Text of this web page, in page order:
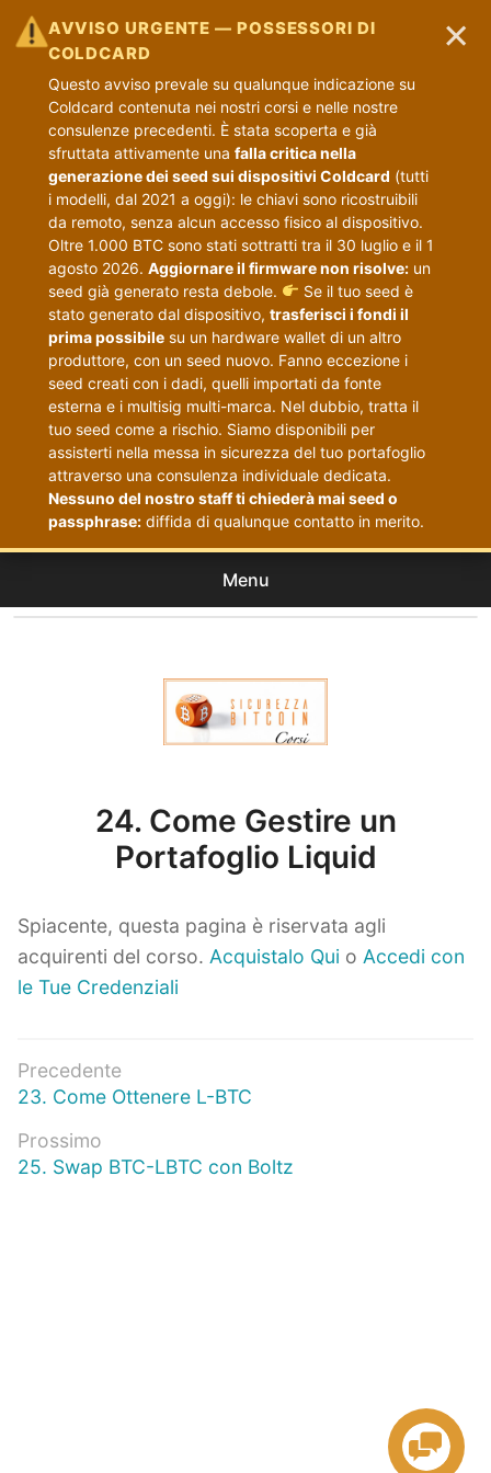
AVVISO URGENTE — POSSESSORI DI
COLDCARD
Questo avviso prevale su qualunque indicazione su
Coldcard contenuta nei nostri corsi e nelle nostre
consulenze precedenti. È stata scoperta e già
sfruttata attivamente una falla critica nella
generazione dei seed sui dispositivi Coldcard (tutti
i modelli, dal 2021 a oggi): le chiavi sono ricostruibili
da remoto, senza alcun accesso fisico al dispositivo.
Oltre 1.000 BTC sono stati sottratti tra il 30 luglio e il 1
agosto 2026. Aggiornare il firmware non risolve:un
seed già generato resta debole.
Se il tuo seed è
stato generato dal dispositivo, trasferisci i fondi il
prima possibilesu un hardware wallet di un altro
produttore, con un seed nuovo. Fanno eccezione i
seed creati con i dadi, quelli importati da fonte
esterna e i multisig multi-marca. Nel dubbio, tratta il
tuo seed come a rischio. Siamo disponibili per
assisterti nella messa in sicurezza del tuo portafoglio
attraverso una consulenza individuale dedicata.
Nessuno del nostro staff ti chiederà mai seed o
passphrase:diffida di qualunque contatto in merito.
×
Menu
24. Come Gestire un
Portafoglio Liquid
Spiacente, questa pagina è riservata agli
acquirenti del corso. Acquistalo Qui o Accedi con
le Tue Credenziali
Navigazione
articoli
Precedente
Articolo
23. Come Ottenere L-BTC
Prossimo
Prossimo
25. Swap BTC-LBTC con Boltz